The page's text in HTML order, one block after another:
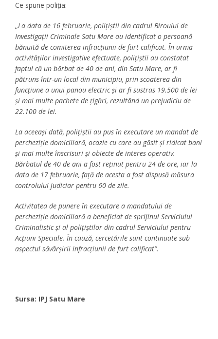
Ce spune poliția:
,,La data de 16 februarie, polițiștii din cadrul Biroului de
Investigații Criminale Satu Mare au identificat o persoană
bănuită de comiterea infracțiunii de furt calificat. În urma
activităților investigative efectuate, polițiștii au constatat
faptul că un bărbat de 40 de ani, din Satu Mare, ar fi
pătruns într-un local din municipiu, prin scoaterea din
funcțiune a unui panou electric și ar fi sustras 19.500 de lei
și mai multe pachete de țigări, rezultând un prejudiciu de
22.100 de lei.
La aceeași dată, polițiștii au pus în executare un mandat de
percheziție domiciliară, ocazie cu care au găsit și ridicat bani
și mai multe înscrisuri și obiecte de interes operativ.
Bărbatul de 40 de ani a fost reținut pentru 24 de ore, iar la
data de 17 februarie, față de acesta a fost dispusă măsura
controlului judiciar pentru 60 de zile.
Activitatea de punere în executare a mandatului de
percheziție domiciliară a beneficiat de sprijinul Serviciului
Criminalistic și al polițiștilor din cadrul Serviciului pentru
Acțiuni Speciale. În cauză, cercetările sunt continuate sub
aspectul săvârșirii infracțiunii de furt calificat”.
Sursa: IPJ Satu Mare